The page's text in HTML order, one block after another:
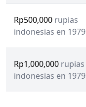
Rp500,000 rupias
indonesias en 1979
Rp1,000,000 rupias
indonesias en 1979